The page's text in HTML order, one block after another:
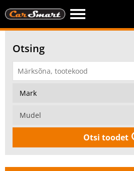
Otsing
Otsi toodet